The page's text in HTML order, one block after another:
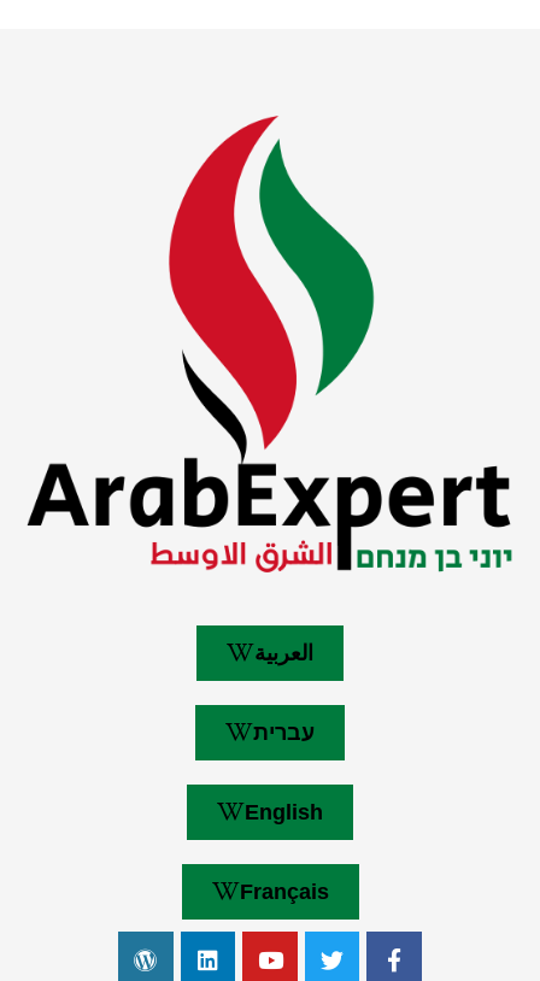
العربية
עברית
English
Français